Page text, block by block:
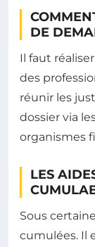
DE
Il faut
des
réunir les
dossier via
organismes
LES
Sous
cumulées. Il